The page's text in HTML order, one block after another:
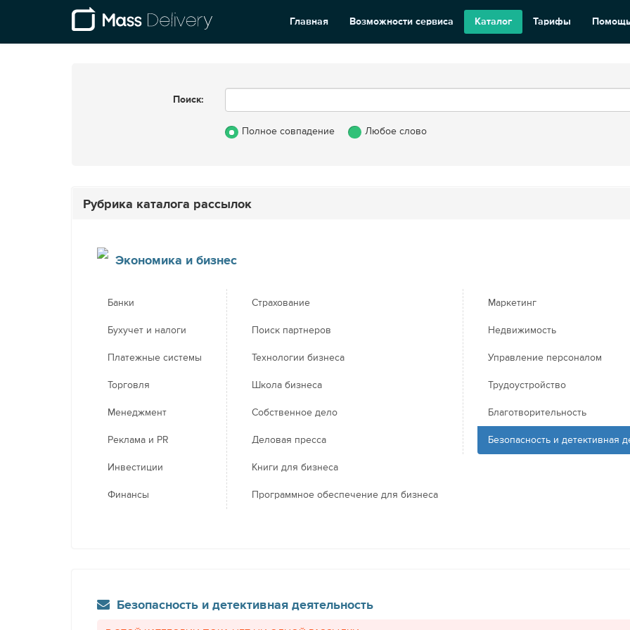
Главная Возможности сервиса Каталог Тарифы
Поиск:
Полное совпадение Любое слово
Рубрика каталога рассылок
Экономика и бизнес
Банки
Бухучет и налоги
Платежные системы
Торговля
Менеджмент
Реклама и PR
Инвестиции
Финансы
Страхование
Поиск партнеров
Технологии бизнеса
Школа бизнеса
Собственное дело
Деловая пресса
Книги для бизнеса
Программное обеспечение для бизнеса
Маркетинг
Недвижимость
Управление персоналом
Трудоустройство
Благотворительность
Безопасность и детективная
Безопасность и детективная деятельность